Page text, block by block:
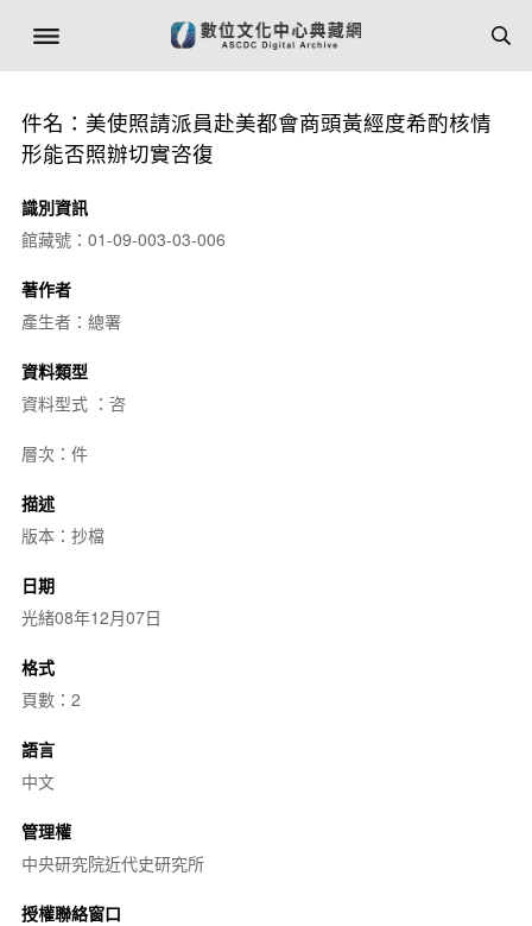
件名：美使照請派員赴美都會商頭黃經度希酌核情
形能否照辦切實咨復
識別資訊
館藏號：01-09-003-03-006
著作者
產生者：總署
資料類型
資料型式 ：咨
層次：件
描述
版本：抄檔
日期
光緒08年12月07日
格式
頁數：2
語言
中文
管理權
中央研究院近代史研究所
授權聯絡窗口